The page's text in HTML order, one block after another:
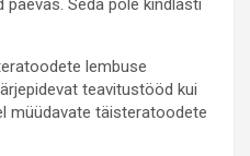
Seda pole kindlasti
lembuse
teavitustööd kui
müüdavate täisteratoodete